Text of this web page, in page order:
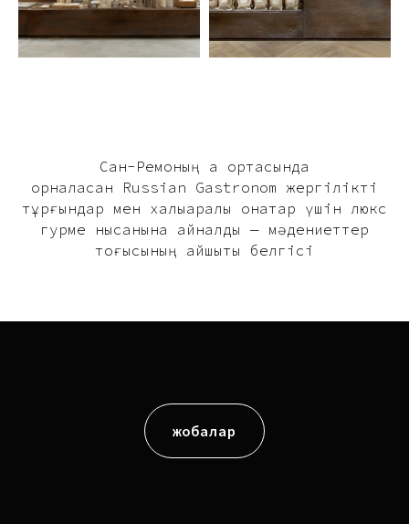
Сан-Ремоның қақ ортасында
орналасқан Russian Gastronom жергілікті
тұрғындар мен халықаралық қонақтар үшін люкс
гурме нысанына айналды — мәдениеттер
тоғысының айшықты белгісі
жобалар